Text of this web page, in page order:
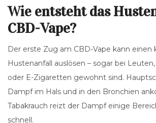
Wie entsteht das
CBD-Vape?
Der erste Zug am CBD-Vape kann einen
Hustenanfall auslösen – sogar bei
oder E-Zigaretten gewohnt sind.
Dampf im Hals und in den Bronchien
Tabakrauch reizt der Dampf einige
schnell.